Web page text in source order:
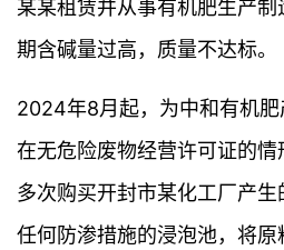
某某租赁并从事有机肥生产
期含碱量过高，质量不达标。
2024年8月起，为中和有机
在无危险废物经营许可证的情
多次购买开封市某化工厂产
任何防渗措施的浸泡池，将